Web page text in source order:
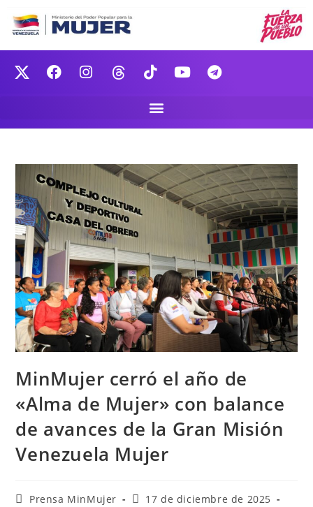
MinMujer cerró el año de
«Alma de Mujer» con balance
de avances de la Gran Misión
Venezuela Mujer
Prensa MinMujer
17 de diciembre de 2025